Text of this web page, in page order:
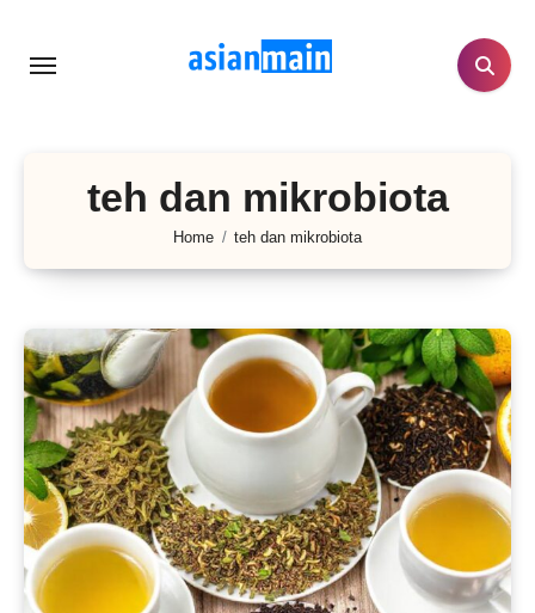
teh dan mikrobiota
Home teh dan mikrobiota